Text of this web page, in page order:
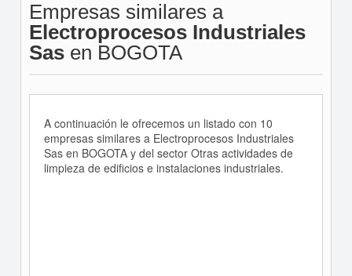
Empresas similares a
Electroprocesos Industriales
Sasen BOGOTA
A continuación le ofrecemos un listado con 10
empresas similares a Electroprocesos Industriales
Sas en BOGOTA y del sector Otras actividades de
limpieza de edificios e instalaciones industriales.